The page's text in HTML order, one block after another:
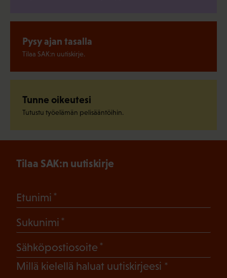
Pysy ajan tasalla
Tilaa SAK:n uutiskirje.
Tunne oikeutesi
Tutustu työelämän pelisääntöihin.
Tilaa SAK:n uutiskirje
Etunimi
Sukunimi
Sähköpostiosoite
Millä kielellä haluat uutiskirjeesi (Pakollinen)